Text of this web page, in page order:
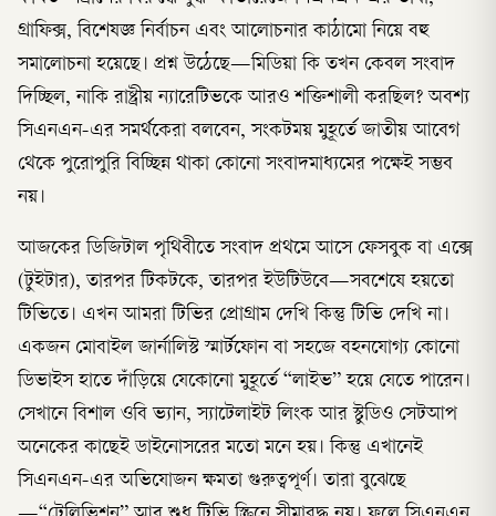
গ্রাফিক্স, বিশেষজ্ঞ নির্বাচন এবং আলোচনার কাঠামো নিয়ে বহু
সমালোচনা হয়েছে। প্রশ্ন উঠেছে—মিডিয়া কি তখন কেবল সংবাদ
দিচ্ছিল, নাকি রাষ্ট্রীয় ন্যারেটিভকে আরও শক্তিশালী করছিল? অবশ্য
সিএনএন-এর সমর্থকেরা বলবেন, সংকটময় মুহূর্তে জাতীয় আবেগ
থেকে পুরোপুরি বিচ্ছিন্ন থাকা কোনো সংবাদমাধ্যমের পক্ষেই সম্ভব
নয়।
আজকের ডিজিটাল পৃথিবীতে সংবাদ প্রথমে আসে ফেসবুক বা এক্সে
(টুইটার), তারপর টিকটকে, তারপর ইউটিউবে—সবশেষে হয়তো
টিভিতে। এখন আমরা টিভির প্রোগ্রাম দেখি কিন্তু টিভি দেখি না।
একজন মোবাইল জার্নালিস্ট স্মার্টফোন বা সহজে বহনযোগ্য কোনো
ডিভাইস হাতে দাঁড়িয়ে যেকোনো মুহূর্তে “লাইভ” হয়ে যেতে পারেন।
সেখানে বিশাল ওবি ভ্যান, স্যাটেলাইট লিংক আর স্টুডিও সেটআপ
অনেকের কাছেই ডাইনোসরের মতো মনে হয়। কিন্তু এখানেই
সিএনএন-এর অভিযোজন ক্ষমতা গুরুত্বপূর্ণ। তারা বুঝেছে